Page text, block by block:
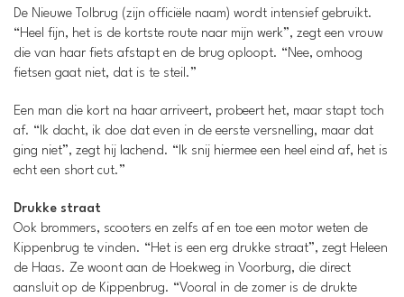
De Nieuwe Tolbrug (zijn officiële naam) wordt intensief gebruikt.
“Heel fijn, het is de kortste route naar mijn werk”, zegt een vrouw
die van haar fiets afstapt en de brug oploopt. “Nee, omhoog
fietsen gaat niet, dat is te steil.”
Een man die kort na haar arriveert, probeert het, maar stapt toch
af. “Ik dacht, ik doe dat even in de eerste versnelling, maar dat
ging niet”, zegt hij lachend. “Ik snij hiermee een heel eind af, het is
echt een short cut.”
Drukke straat
Ook brommers, scooters en zelfs af en toe een motor weten de
Kippenbrug te vinden. “Het is een erg drukke straat”, zegt Heleen
de Haas. Ze woont aan de Hoekweg in Voorburg, die direct
aansluit op de Kippenbrug. “Vooral in de zomer is de drukte